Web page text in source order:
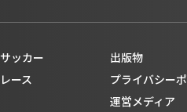
ッカー
ース
出版物
プライバシー
運営メディア